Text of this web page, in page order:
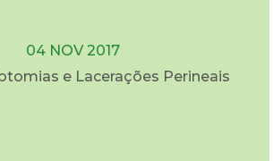
04 NOV 2017
e Lacerações Perineais